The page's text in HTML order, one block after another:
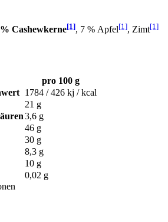
Cashewkerne[1], 7 % Apfel[1], Zimt[1]
pro 100 g
1784 / 426 kj / kcal
21 g
3,6 g
46 g
30 g
8,3 g
10 g
0,02 g